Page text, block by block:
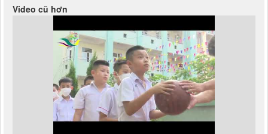
Video cũ hơn